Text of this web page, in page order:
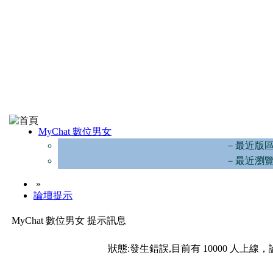
MyChat 數位男女
－最近版
－最近瀏
»
論壇提示
MyChat 數位男女 提示訊息
狀態:發生錯誤,目前有 10000 人上線